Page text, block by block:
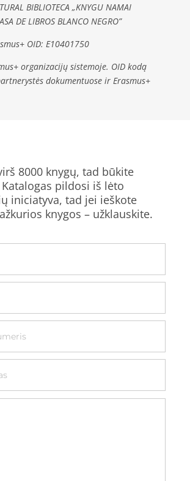
BIBLIOTECA „KNYGU NAMAI
DE LIBROS BLANCO NEGRO”
OID: E10401750
organizacijų sistemoje. OID kodą
dokumentuose ir Erasmus+
8000 knygų, tad būkite
pildosi iš lėto
iniciatyva, tad jei ieškote
knygos – užklauskite.